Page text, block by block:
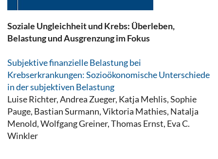
Soziale Ungleichheit und Krebs: Überleben,
Belastung und Ausgrenzung im Fokus
Subjektive finanzielle Belastung bei
Krebserkrankungen: Sozioökonomische Unterschiede
in der subjektiven Belastung
Luise Richter, Andrea Zueger, Katja Mehlis, Sophie
Pauge, Bastian Surmann, Viktoria Mathies, Natalja
Menold, Wolfgang Greiner, Thomas Ernst, Eva C.
Winkler